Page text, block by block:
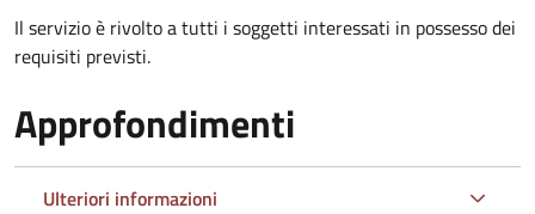
Il servizio è rivolto a tutti i soggetti interessati in possesso dei
requisiti previsti.
Approfondimenti
Ulteriori informazioni